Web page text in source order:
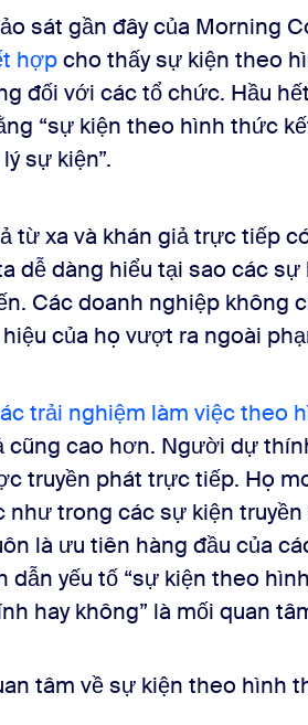
sát gần đây của Morning
hợpcho thấy sự kiện theo
đối với các tổ chức. Hầu
“sự kiện theo hình thức
sự kiện”.
từ xa và khán giả trực tiếp
dễ dàng hiểu tại sao các
Các doanh nghiệp không
của họ vượt ra ngoài
trải nghiệm làm việc theo
cũng cao hơn. Người dự
truyền phát trực tiếp. Họ
như trong các sự kiện
là ưu tiên hàng đầu của
dẫn yếu tố “sự kiện theo
hay không” là mối quan